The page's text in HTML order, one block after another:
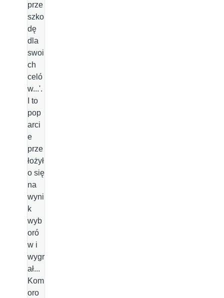
prze
szko
dę
dla
swoi
ch
celó
w...'.
I to
pop
arci
e
prze
łożył
o się
na
wyni
k
wyb
oró
w i
wygr
ał...
Kom
oro